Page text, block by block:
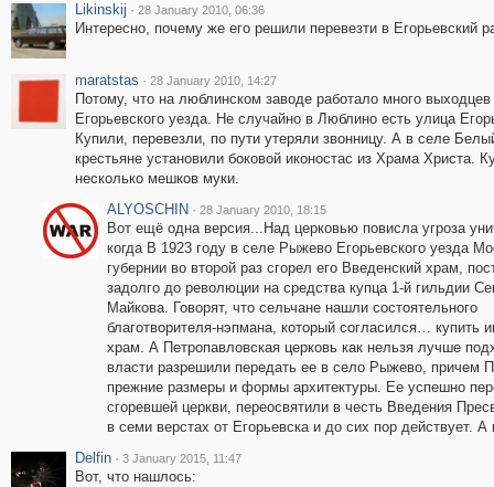
Likinskij · 28 January 2010, 06:36
Интересно, почему же его решили перевезти в Егорьевский
maratstas · 28 January 2010, 14:27
Потому, что на люблинском заводе работало много выходцев
Егорьевского уезда. Не случайно в Люблино есть улица
Купили, перевезли, по пути утеряли звонницу. А в селе
крестьяне установили боковой иконостас из Храма Христа.
несколько мешков муки.
ALYOSCHIN · 28 January 2010, 18:15
Вот ещё одна версия...Над церковью повисла угроза
когда В 1923 году в селе Рыжево Егорьевского уезда
губернии во второй раз сгорел его Введенский храм,
задолго до революции на средства купца 1-й гильдии
Майкова. Говорят, что сельчане нашли состоятельного
благотворителя-нэпмана, который согласился… купить
храм. А Петропавловская церковь как нельзя лучше
власти разрешили передать ее в село Рыжево, причем
прежние размеры и формы архитектуры. Ее успешно
сгоревшей церкви, переосвятили в честь Введения
в семи верстах от Егорьевска и до сих пор действует.
Delfin · 3 January 2015, 11:47
Вот, что нашлось: